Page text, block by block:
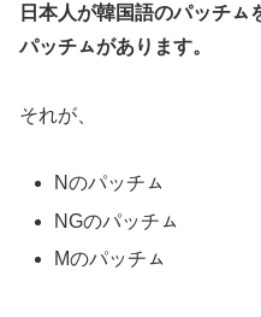
日本人が韓国語のパッチ
パッチㇺがあります。
それが、
Nのパッチㇺ
NGのパッチㇺ
Mのパッチㇺ